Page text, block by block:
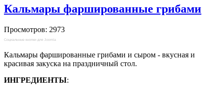
Кальмары фаршированные грибами
Просмотров: 2973
Социальные кнопки для Joomla
Кальмары фаршированные грибами и сыром - вкусная и
красивая закуска на праздничный стол.
ИНГРЕДИЕНТЫ: